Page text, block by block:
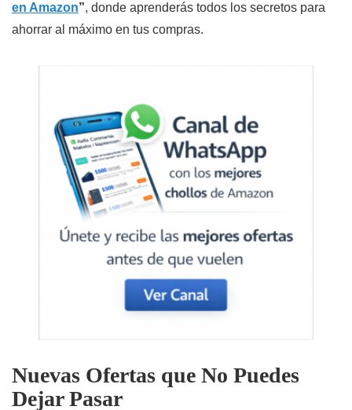
en Amazon”, donde aprenderás todos los secretos para
ahorrar al máximo en tus compras.
Nuevas Ofertas que No Puedes
Dejar Pasar